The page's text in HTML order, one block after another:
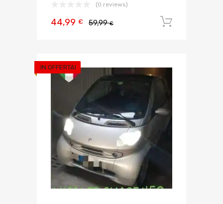
(0 reviews)
59,99€
44,99 €
IN OFFERTA!